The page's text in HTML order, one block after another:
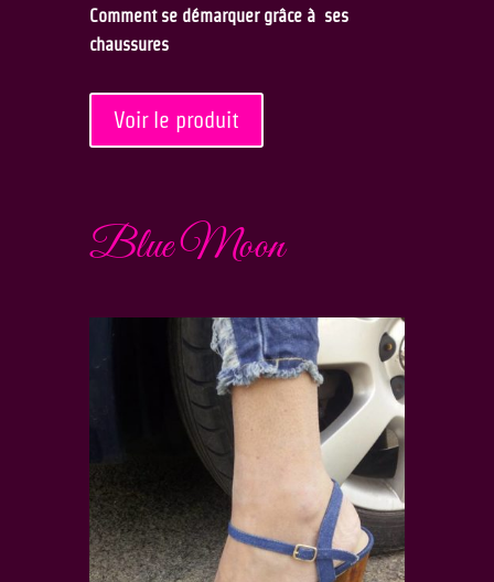
initial
était :
actuel
Comment se démarquer grâce à ses
chaussures
Voir le produit
Blue Moon